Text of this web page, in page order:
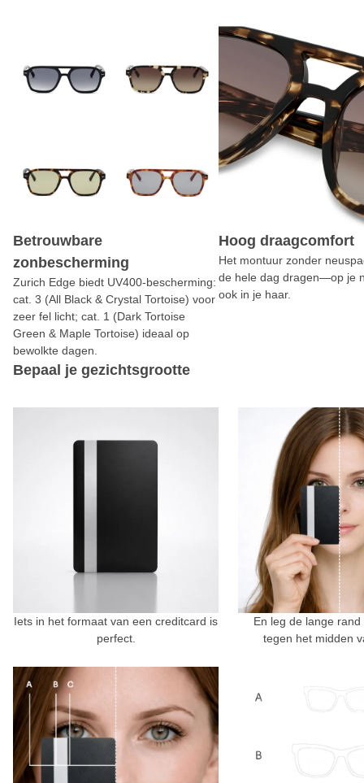
Betrouwbare
zonbescherming
Zurich Edge biedt UV400-bescherming:
cat. 3 (All Black & Crystal Tortoise) voor
zeer fel licht; cat. 1 (Dark Tortoise
Green & Maple Tortoise) ideaal op
bewolkte dagen.
Hoog draagcomfort
Het montuur zonder
de hele dag dragen—op je
ook in je haar.
Bepaal je gezichtsgrootte
Iets in het formaat van een creditcard is
perfect.
En leg de lange
tegen het midden